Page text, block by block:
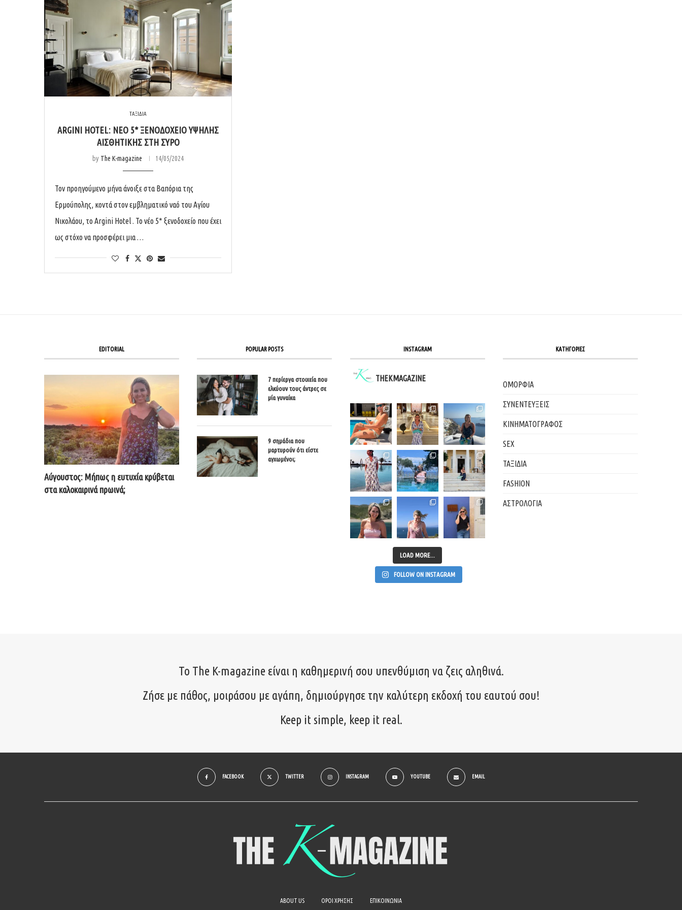
ΤΑΞΙΔΙΑ
ARGINI HOTEL: ΝΕΟ 5* ΞΕΝΟΔΟΧΕΙΟ ΥΨΗΛΗΣ
ΑΙΣΘΗΤΙΚΗΣ ΣΤΗ ΣΥΡΟ
by The K-magazine 14/05/2024
Τον προηγούμενο μήνα άνοιξε στα Βαπόρια της
Ερμούπολης, κοντά στον εμβληματικό ναό του Αγίου
Νικολάου, το Argini Hotel . Το νέο 5* ξενοδοχείο που έχει
ως στόχο να προσφέρει μια …
EDITORIAL
Αύγουστος: Μήπως η ευτυχία κρύβεται
στα καλοκαιρινά πρωινά;
POPULAR POSTS
7 περίεργα στοιχεία που
ελκύουν τους άντρες σε
μία γυναίκα
9 σημάδια που
μαρτυρούν ότι είστε
αγχωμένοι;
INSTAGRAM
THEKMAGAZINE
LOAD MORE...
FOLLOW ON INSTAGRAM
ΚΑΤΗΓΟΡΙΕΣ
ΟΜΟΡΦΙΑ
ΣΥΝΕΝΤΕΥΞΕΙΣ
ΚΙΝΗΜΑΤΟΓΡΑΦΟΣ
SEX
ΤΑΞΙΔΙΑ
FASHION
ΑΣΤΡΟΛΟΓΙΑ
Το The K-magazine είναι η καθημερινή σου υπενθύμιση να ζεις αληθινά.
Ζήσε με πάθος, μοιράσου με αγάπη, δημιούργησε την καλύτερη εκδοχή του εαυτού σου!
Keep it simple, keep it real.
FACEBOOK TWITTER INSTAGRAM YOUTUBE EMAIL
ABOUT US ΟΡΟΙ ΧΡΗΣΗΣ ΕΠΙΚΟΙΝΩΝΙΑ